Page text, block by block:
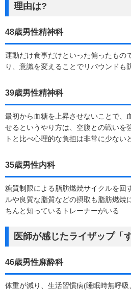
理由は?
48歳男性精神科
運動だけ食事だけといった偏ったもの
り、意識を変えることでリバウンドも
39歳男性精神科
最初から血糖を上昇させないことで、
せるというやり方は、空腹との戦いを
トと比べ心理的な負担は非常に少ない
35歳男性内科
糖質制限による脂肪燃焼サイクルを回
ルや良質な脂質などの摂取も脂肪燃焼
ちんと知っているトレーナーがいる
医師が感じたライザップ「
46歳男性麻酔科
体重が減り、生活習慣病(睡眠時無呼